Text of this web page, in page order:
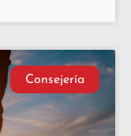
Consejería